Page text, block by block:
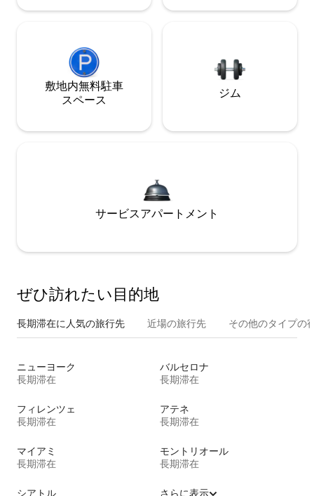
敷地内無料駐⁠車
ス⁠ペ⁠ー⁠ス
ジム
サービスアパートメント
ぜひ訪⁠れ⁠た⁠い目⁠的⁠地
長期滞在に人気の旅行先 近場の旅行先 その他のタ⁠イ⁠プ⁠の
ニューヨーク
長期滞在
バルセロナ
長期滞在
フィレンツェ
長期滞在
アテネ
長期滞在
マイアミ
長期滞在
モントリオール
長期滞在
シアトル さらに表示